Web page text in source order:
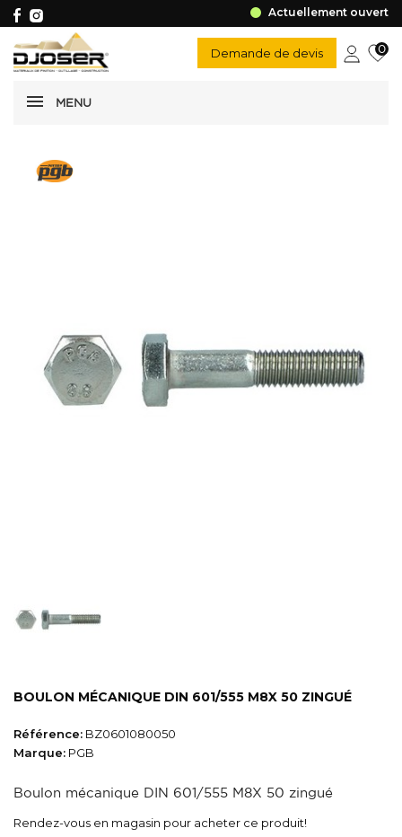
Actuellement ouvert
MENU
Demande de devis 0
BOULON MÉCANIQUE DIN 601/555 M8X 50 ZINGUÉ
Référence: BZ0601080050
Marque: PGB
Boulon mécanique DIN 601/555 M8X 50 zingué
Rendez-vous en magasin pour acheter ce produit!